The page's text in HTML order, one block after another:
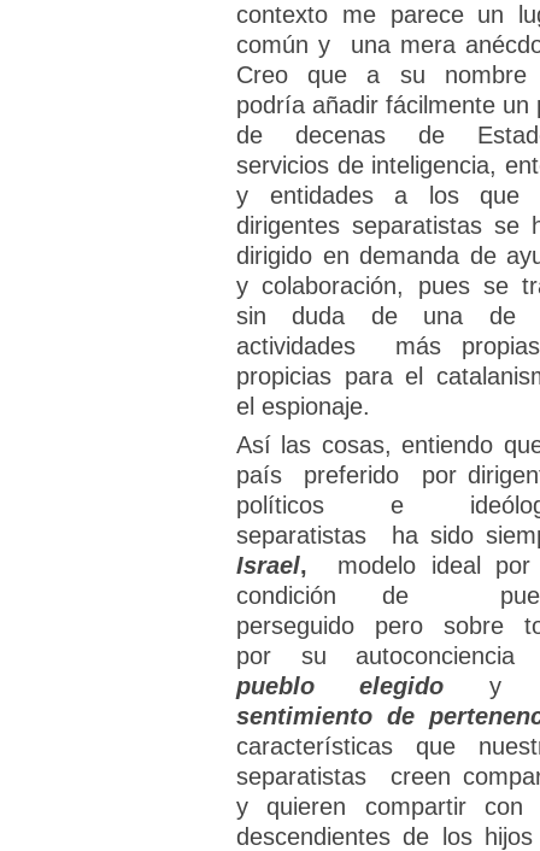
contexto me parece un
común y una mera
Creo que a su nombre
podría añadir fácilmente un
de decenas de
servicios de inteligencia,
y entidades a los que
dirigentes separatistas se
dirigido en demanda de
y colaboración, pues se
sin duda de una de
actividades más
propicias para el
el espionaje.
Así las cosas, entiendo
país preferido por
políticos e
separatistas ha sido
Israel, modelo ideal
condición de
perseguido pero sobre
por su autoconciencia
pueblo elegido y
sentimiento de
características que
separatistas creen
y quieren compartir con
descendientes de los